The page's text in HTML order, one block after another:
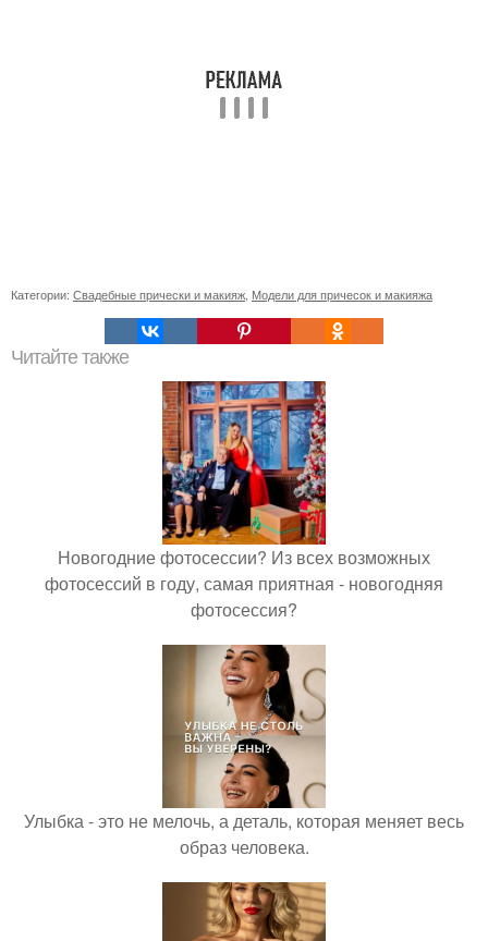
Категории: Свадебные прически и макияж Модели для причесок и макияжа
Читайте также
Новогодние фотосессии? Из всех возможных
фотосессий в году, самая приятная - новогодняя
фотосессия?
Улыбка - это не мелочь, а деталь, которая меняет весь
образ человека.